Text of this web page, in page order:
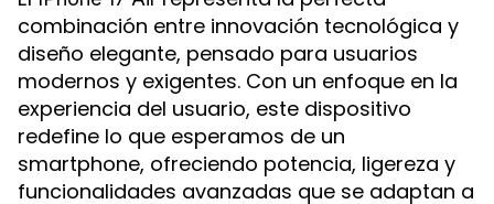
combinación entre innovación tecnológica y
diseño elegante, pensado para usuarios
modernos y exigentes. Con un enfoque en la
experiencia del usuario, este dispositivo
redefine lo que esperamos de un
smartphone, ofreciendo potencia, ligereza y
funcionalidades avanzadas que se adaptan a